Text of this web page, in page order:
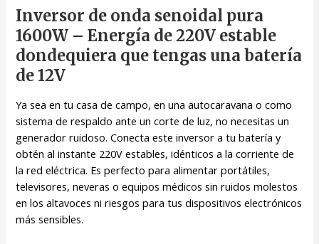
Inversor de onda senoidal pura
1600W – Energía de 220V estable
dondequiera que tengas una batería
de 12V
Ya sea en tu casa de campo, en una autocaravana o como
sistema de respaldo ante un corte de luz, no necesitas un
generador ruidoso. Conecta este inversor a tu batería y
obtén al instante 220V estables, idénticos a la corriente de
la red eléctrica. Es perfecto para alimentar portátiles,
televisores, neveras o equipos médicos sin ruidos molestos
en los altavoces ni riesgos para tus dispositivos electrónicos
más sensibles.